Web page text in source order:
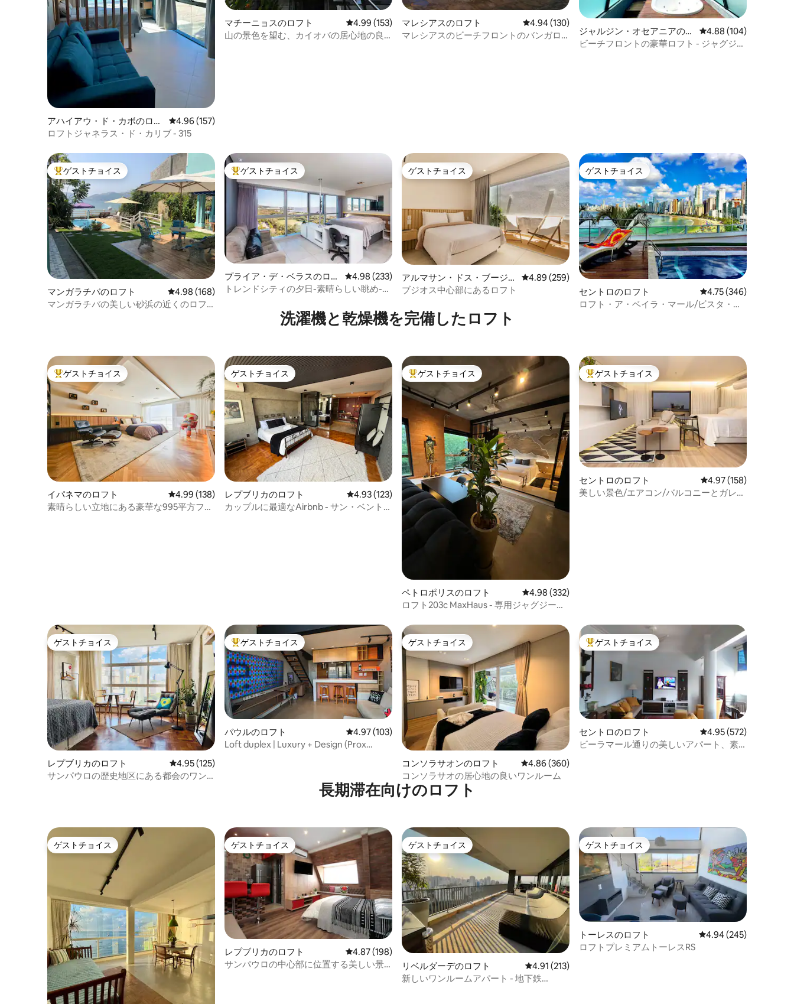
アハイアウ・ド・カボのロフ
ト
レビュー157件、5つ星中4.96つ星の平均評価
4.96 (157)
ロフトジャネラス・ド・カリブ - 315
マチーニョスのロフト レビュー153件、5つ星中4.99つ星の平均評価
4.99 (153)
山の景色を望む、カイオバの居心地の良
マレシアスのロフト レビュー130件、5つ星中4.94つ星の平均評価
4.94 (130)
マレシアスのビーチフロントのバンガロ
ジャルジン・オセアニアのロ
フト
レビュー104件、5つ
4.88 (104)
ビーチフロントの豪華ロフト - ジャグジー
大好評のゲストチョイスです。
ゲストチョイス
マンガラチバのロフト レビュー168件、5つ星中4.98つ星の平均評価
4.98 (168)
マンガラチバの美しい砂浜の近くのロフ
大好評のゲストチョイスです。
ゲストチョイス
プライア・デ・ベラスのロフ
ト
レビュー233件、5つ星中4.98つ星の平均評価
4.98 (233)
トレンドシティの夕日-素晴らしい眺め-新
ゲストチョイス
ゲストチョイス
アルマサン・ドス・ブージオ
スのロフト
レビュー259件、5つ星中4.89つ星の平均評価
4.89 (259)
ブジオス中心部にあるロフト
ゲストチョイス
ゲストチョイス
セントロのロフト レビュー346件、5つ
4.75 (346)
ロフト・ア・ベイラ・マール/ビスタ・マ
洗濯機と乾燥機を完備したロフト
大好評のゲストチョイスです。
ゲストチョイス
イパネマのロフト レビュー138件、5つ星中4.99つ星の平均評価
4.99 (138)
素晴らしい立地にある豪華な995平方フィ
ゲストチョイス
ゲストチョイス
レプブリカのロフト レビュー123件、5つ星中4.93つ星の平均評価
4.93 (123)
カップルに最適なAirbnb - サン・ベント駅
大好評のゲストチョイスです。
ゲストチョイス
ペトロポリスのロフト レビュー332件、5つ星中4.98つ星の平均評価
4.98 (332)
ロフト203c MaxHaus - 専用ジャグジー＆
大好評のゲストチョイスです。
ゲストチョイス
セントロのロフト レビュー158件、5つ
4.97 (158)
美しい景色/エアコン/バルコニーとガレー
ゲストチョイス
ゲストチョイス
レプブリカのロフト レビュー125件、5つ星中4.95つ星の平均評価
4.95 (125)
サンパウロの歴史地区にある都会のワン
大好評のゲストチョイスです。
ゲストチョイス
バウルのロフト レビュー103件、5つ星中4.97つ星の平均評価
4.97 (103)
Loft duplex | Luxury + Design (Prox
ゲストチョイス
ゲストチョイス
コンソラサオンのロフト レビュー360件、5つ星中4.86つ星の平均評価
4.86 (360)
コンソラサオの居心地の良いワンルーム
大好評のゲストチョイスです。
ゲストチョイス
セントロのロフト レビュー572件、5つ
4.95 (572)
ビーラマール通りの美しいアパート、素
長期滞在向けのロフト
ゲストチョイス
ゲストチョイス ゲストチョイス
ゲストチョイス
レプブリカのロフト レビュー198件、5つ星中4.87つ星の平均評価
4.87 (198)
サンパウロの中心部に位置する美しい景
ゲストチョイス
ゲストチョイス
リベルダーデのロフト レビュー213件、5つ星中4.91つ星の平均評価
4.91 (213)
新しいワンルームアパート - 地下鉄
ゲストチョイス
ゲストチョイス
トーレスのロフト レビュー245件、5つ星
4.94 (245)
ロフトプレミアムトーレスRS